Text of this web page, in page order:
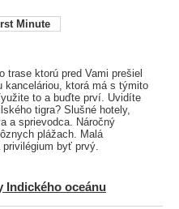
Minute
trase ktorú pred Vami prešiel
kanceláriou, ktorá má s týmito
to a buďte prví. Uvidíte
tigra? Slušné hotely,
a sprievodca. Náročný
plážach. Malá
byť prvý.
Indického oceánu